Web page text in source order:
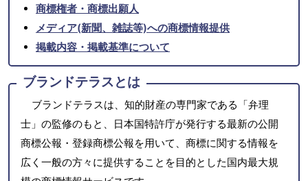
商標権者・商標出願人
メディア(新聞、雑誌等)への商標情報提供
掲載内容・掲載基準について
ブランドテラスとは
ブランドテラスは、知的財産の専門家である「弁理
士」の監修のもと、日本国特許庁が発行する最新の公開
商標公報・登録商標公報を用いて、商標に関する情報を
広く一般の方々に提供することを目的とした国内最大規